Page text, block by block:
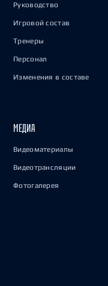
Руководство
Игровой состав
Тренеры
Персонал
Изменения в составе
МЕДИА
Видеоматериалы
Видеотрансляции
Фотогалерея